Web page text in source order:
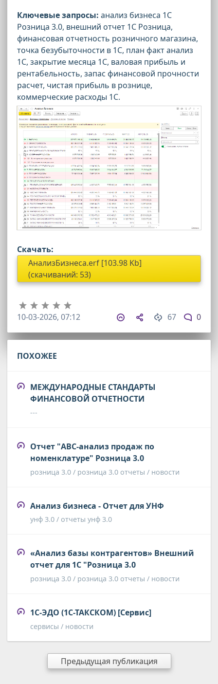
Ключевые запросы: анализ бизнеса 1С
Розница 3.0, внешний отчет 1С Розница,
финансовая отчетность розничного магазина,
точка безубыточности в 1С, план факт анализ
1С, закрытие месяца 1С, валовая прибыль и
рентабельность, запас финансовой прочности
расчет, чистая прибыль в рознице,
коммерческие расходы 1С.
Скачать:
АнализБизнеса.erf [103.98 Kb]
(cкачиваний: 53)
67 0
10-03-2026, 07:12
ПОХОЖЕЕ
МЕЖДУНАРОДНЫЕ СТАНДАРТЫ
ФИНАНСОВОЙ ОТЧЕТНОСТИ
---
Отчет "ABC-анализ продаж по
номенклатуре" Розница 3.0
розница 3.0 / розница 3.0 отчеты / новости
Анализ бизнеса - Отчет для УНФ
унф 3.0 / отчеты унф 3.0
«Анализ базы контрагентов» Внешний
отчет для 1С "Розница 3.0
розница 3.0 / розница 3.0 отчеты / новости
1С-ЭДО (1С-ТАКСКОМ) [Сервис]
сервисы / новости
Предыдущая публикация